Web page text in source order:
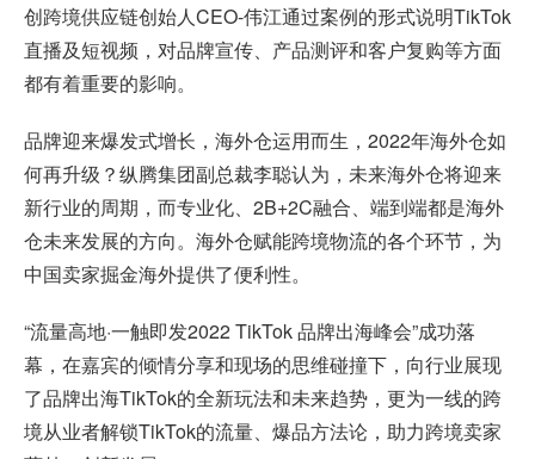
创跨境供应链创始人CEO-伟江通过案例的形式说明TikTok
直播及短视频，对品牌宣传、产品测评和客户复购等方面
都有着重要的影响。
品牌迎来爆发式增长，海外仓运用而生，2022年海外仓如
何再升级？纵腾集团副总裁李聪认为，未来海外仓将迎来
新行业的周期，而专业化、2B+2C融合、端到端都是海外
仓未来发展的方向。海外仓赋能跨境物流的各个环节，为
中国卖家掘金海外提供了便利性。
“流量高地·一触即发2022 TikTok 品牌出海峰会”成功落
幕，在嘉宾的倾情分享和现场的思维碰撞下，向行业展现
了品牌出海TikTok的全新玩法和未来趋势，更为一线的跨
境从业者解锁TikTok的流量、爆品方法论，助力跨境卖家